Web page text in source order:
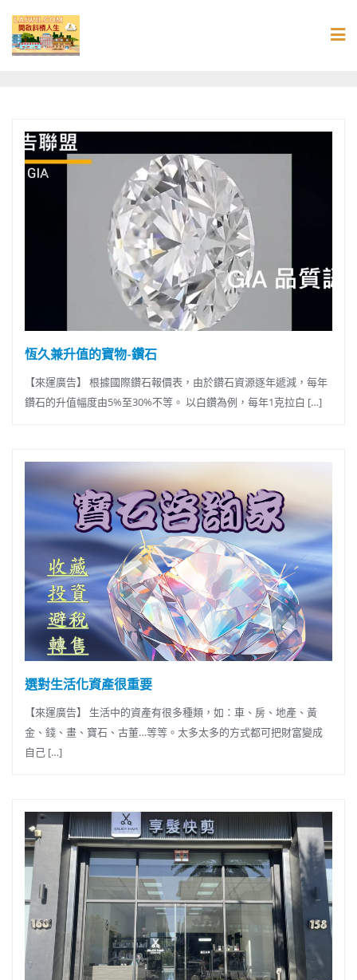
content
恆久兼升值的寶物-鑽石
【來運廣告】 根據國際鑽石報價表，由於鑽石資源逐年遞減，每年
鑽石的升值幅度由5%至30%不等。 以白鑽為例，每年1克拉白 […]
選對生活化資產很重要
【來運廣告】 生活中的資產有很多種類，如：車、房、地產、黃
金、錢、畫、寶石、古董…等等。太多太多的方式都可把財富變成
自己 […]